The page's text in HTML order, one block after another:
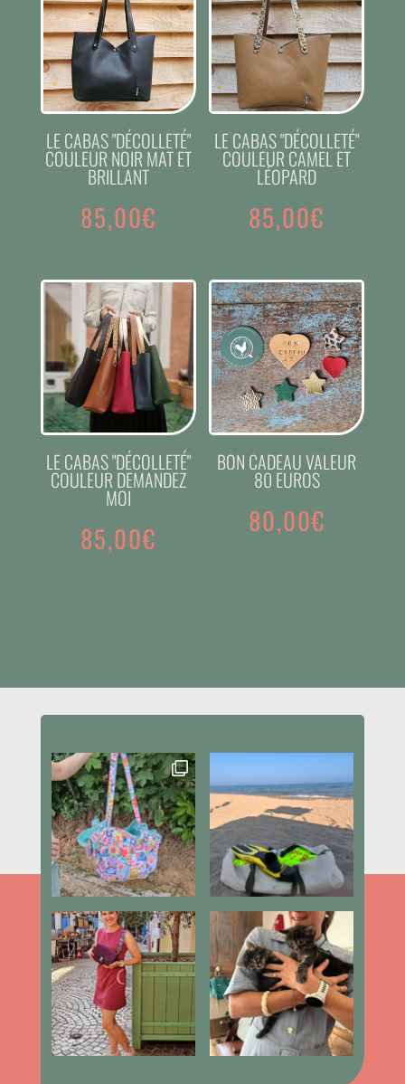
LE CABAS "DÉCOLLETÉ"
COULEUR NOIR MAT ET
BRILLANT
85,00€
LE CABAS "DÉCOLLETÉ"
COULEUR CAMEL ET
LÉOPARD
85,00€
LE CABAS "DÉCOLLETÉ"
COULEUR DEMANDEZ
MOI
85,00€
BON CADEAU VALEUR
80 EUROS
80,00€